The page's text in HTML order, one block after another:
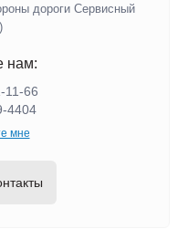
дороги Сервисный
нам:
11-66
4404
мне